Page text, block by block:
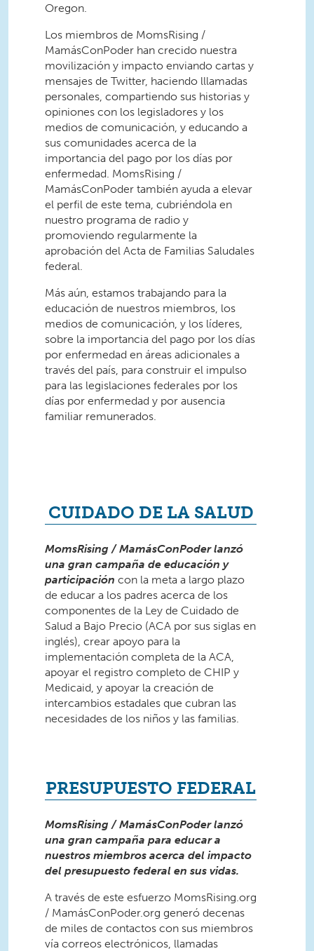
Oregon.
Los miembros de MomsRising /
MamásConPoder han crecido nuestra
movilización y impacto enviando cartas y
mensajes de Twitter, haciendo lllamadas
personales, compartiendo sus historias y
opiniones con los legisladores y los
medios de comunicación, y educando a
sus comunidades acerca de la
importancia del pago por los días por
enfermedad. MomsRising /
MamásConPoder también ayuda a elevar
el perfil de este tema, cubriéndola en
nuestro programa de radio y
promoviendo regularmente la
aprobación del Acta de Familias Saludales
federal.
Más aún, estamos trabajando para la
educación de nuestros miembros, los
medios de comunicación, y los líderes,
sobre la importancia del pago por los días
por enfermedad en áreas adicionales a
través del país, para construir el impulso
para las legislaciones federales por los
días por enfermedad y por ausencia
familiar remunerados.
CUIDADO DE LA SALUD
MomsRising / MamásConPoder lanzó
una gran campaña de educación y
participación con la meta a largo plazo
de educar a los padres acerca de los
componentes de la Ley de Cuidado de
Salud a Bajo Precio (ACA por sus siglas en
inglés), crear apoyo para la
implementación completa de la ACA,
apoyar el registro completo de CHIP y
Medicaid, y apoyar la creación de
intercambios estadales que cubran las
necesidades de los niños y las familias.
PRESUPUESTO FEDERAL
MomsRising / MamásConPoder lanzó
una gran campaña para educar a
nuestros miembros acerca del impacto
del presupuesto federal en sus vidas.
A través de este esfuerzo MomsRising.org
/ MamásConPoder.org generó decenas
de miles de contactos con sus miembros
vía correos electrónicos, llamadas